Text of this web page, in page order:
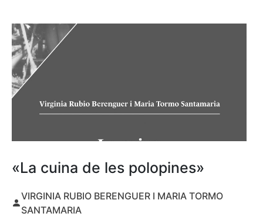
«La cuina de les polopines»
VIRGINIA RUBIO BERENGUER I MARIA TORMO
SANTAMARIA